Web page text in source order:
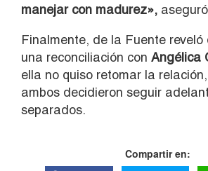
manejar con madurez»,
Finalmente, de la Fuente reveló
una reconciliación con Angélica
ella no quiso retomar la
ambos decidieron seguir
separados.
Compartir en: